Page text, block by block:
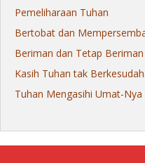
Pemeliharaan Tuhan
Bertobat dan
Beriman dan Tetap Beriman
Kasih Tuhan tak
Tuhan Mengasihi Umat-Nya